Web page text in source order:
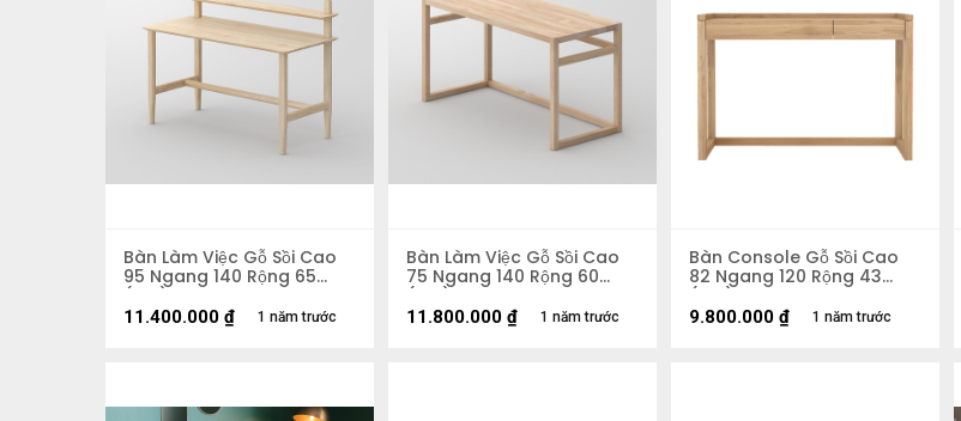
Bàn Làm Việc Gỗ Sồi Cao
95 Ngang 140 Rộng 65
(cm)
1 năm trước
11.400.000 ₫
Bàn Làm Việc Gỗ Sồi Cao
75 Ngang 140 Rộng 60
(cm)
1 năm trước
11.800.000 ₫
Bàn Console Gỗ Sồi Cao
82 Ngang 120 Rộng 43
(cm)
1 năm trước
9.800.000 ₫